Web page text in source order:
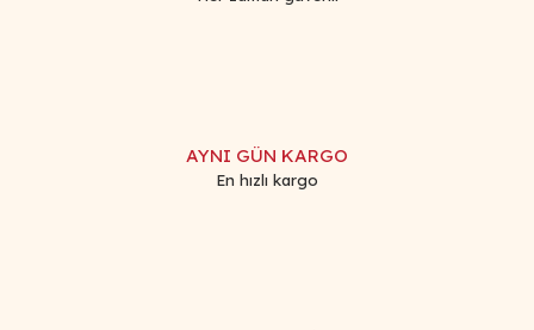
AYNI GÜN KARGO
En hızlı kargo